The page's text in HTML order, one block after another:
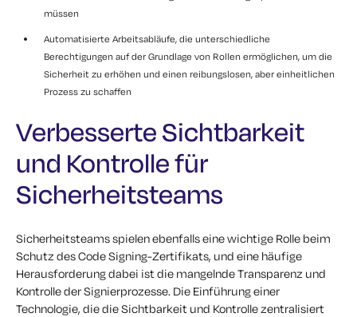
müssen
Automatisierte Arbeitsabläufe, die unterschiedliche
Berechtigungen auf der Grundlage von Rollen ermöglichen, um die
Sicherheit zu erhöhen und einen reibungslosen, aber einheitlichen
Prozess zu schaffen
Verbesserte Sichtbarkeit
und Kontrolle für
Sicherheitsteams
Sicherheitsteams spielen ebenfalls eine wichtige Rolle beim
Schutz des Code Signing-Zertifikats, und eine häufige
Herausforderung dabei ist die mangelnde Transparenz und
Kontrolle der Signierprozesse. Die Einführung einer
Technologie, die die Sichtbarkeit und Kontrolle zentralisiert